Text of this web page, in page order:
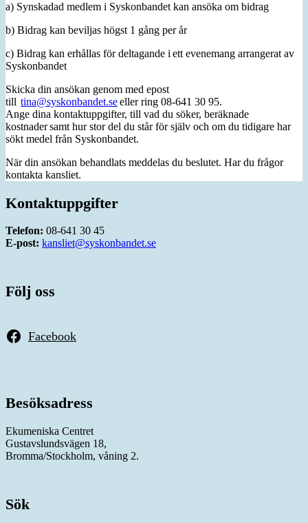
a) Synskadad medlem i Syskonbandet kan ansöka om bidrag
b) Bidrag kan beviljas högst 1 gång per år
c) Bidrag kan erhållas för deltagande i ett evenemang arrangerat av
Syskonbandet
Skicka din ansökan genom med epost
till tina@syskonbandet.seeller ring 08-641 30 95.
Ange dina kontaktuppgifter, till vad du söker, beräknade
kostnader samt hur stor del du står för själv och om du tidigare har
sökt medel från Syskonbandet.
När din ansökan behandlats meddelas du beslutet. Har du frågor
kontakta kansliet.
Kontaktuppgifter
Telefon: 08-641 30 45
E-post: kansliet@syskonbandet.se
Följ oss
Facebook
Besöksadress
Ekumeniska Centret
Gustavslundsvägen 18,
Bromma/Stockholm, våning 2.
Sök